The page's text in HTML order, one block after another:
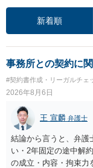
新着順
事務所との契約に
#契約書作成・リーガルチェ
2026年8月6日
王 宣麟 弁護士
結論から言うと、弁護
い・2年固定の途中解
の成立・内容・拘束力